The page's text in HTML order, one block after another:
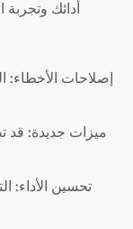
أدائك
إصلاحات الأخطاء:
ميزات جديدة: قد
تحسين الأداء: